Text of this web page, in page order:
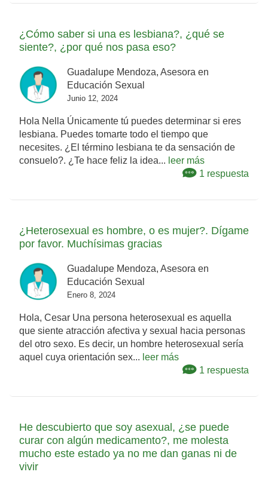
¿Cómo saber si una es lesbiana?, ¿qué se
siente?, ¿por qué nos pasa eso?
Guadalupe Mendoza, Asesora en
Educación Sexual
Junio 12, 2024
Hola Nella Únicamente tú puedes determinar si eres
lesbiana. Puedes tomarte todo el tiempo que
necesites. ¿El término lesbiana te da sensación de
consuelo?. ¿Te hace feliz la idea... leer más
1 respuesta
¿Heterosexual es hombre, o es mujer?. Dígame
por favor. Muchísimas gracias
Guadalupe Mendoza, Asesora en
Educación Sexual
Enero 8, 2024
Hola, Cesar Una persona heterosexual es aquella
que siente atracción afectiva y sexual hacia personas
del otro sexo. Es decir, un hombre heterosexual sería
aquel cuya orientación sex... leer más
1 respuesta
He descubierto que soy asexual, ¿se puede
curar con algún medicamento?, me molesta
mucho este estado ya no me dan ganas ni de
vivir